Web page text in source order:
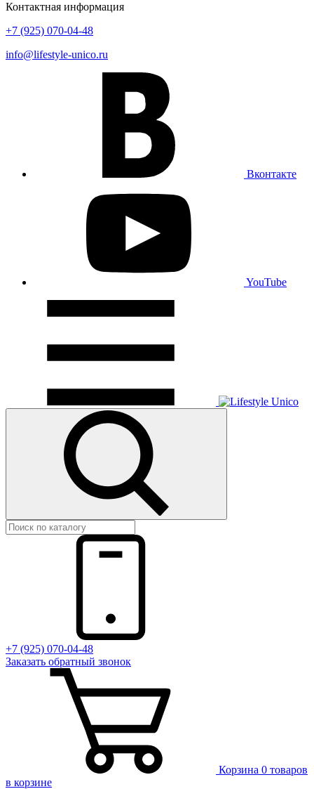
Контактная информация
+7 (925) 070-04-48
info@lifestyle-unico.ru
Вконтакте
YouTube
+7 (925) 070-04-48
Заказать обратный звонок
Корзина 0 товаров
в корзине